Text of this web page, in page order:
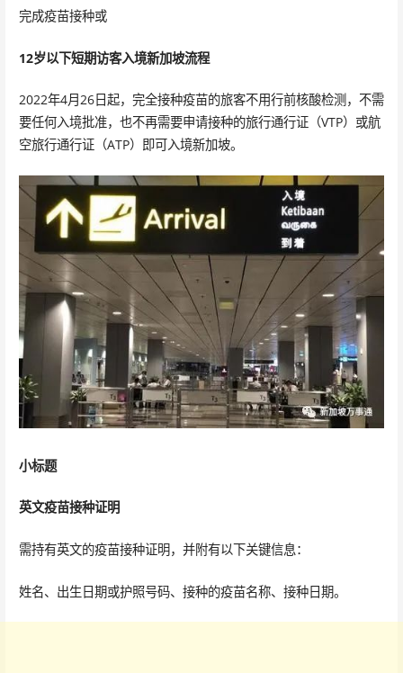
完成疫苗接种或
12岁以下短期访客入境新加坡流程
2022年4月26日起，完全接种疫苗的旅客不用行前核酸检测，不需
要任何入境批准，也不再需要申请接种的旅行通行证（VTP）或航
空旅行通行证（ATP）即可入境新加坡。
小标题
英文疫苗接种证明
需持有英文的疫苗接种证明，并附有以下关键信息：
姓名、出生日期或护照号码、接种的疫苗名称、接种日期。